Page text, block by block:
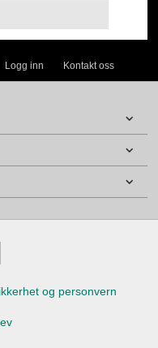
Logg inn Kontakt oss
og personvern